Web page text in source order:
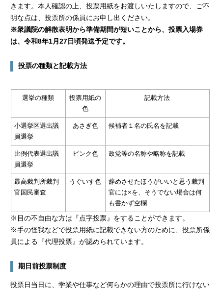
きます。本人確認の上、投票用紙をお渡しいたしますので、ご不
明な点は、投票所の係員にお申し出ください。
※衆議院の解散表明から準備期間が短いことから、投票入場券
は、令和8年1月27日頃発送予定です。
投票の種類と記載方法
選挙の種類
投票用紙の
色
記載方法
小選挙区選出議
員選挙
あさぎ色 候補者１名の氏名を記載
比例代表選出議
員選挙
ピンク色 政党等の名称や略称を記載
最高裁判所裁判
官国民審査
うぐいす色
辞めさせたほうがいいと思う裁判
官には×を、そうでない場合は何
も書かず空欄
※目の不自由な方は『点字投票』をすることができます。
※手の怪我などで投票用紙に記載できない方のために、投票所係
員による『代理投票』が認められています。
期日前投票制度
投票日当日に、学業や仕事など何らかの理由で投票所に行けない